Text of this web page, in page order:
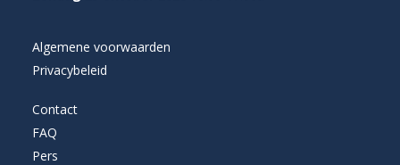
Algemene voorwaarden
Privacybeleid
Contact
FAQ
Pers